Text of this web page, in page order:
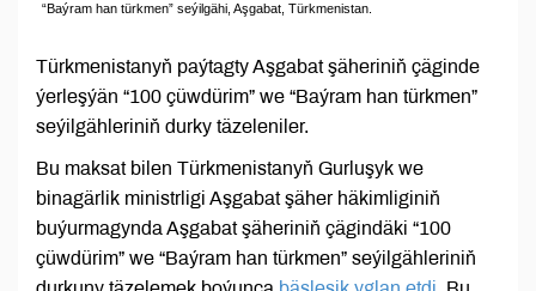
“Baýram han türkmen” seýilgähi, Aşgabat, Türkmenistan.
Türkmenistanyň paýtagty Aşgabat şäheriniň çäginde
ýerleşýän “100 çüwdürim” we “Baýram han türkmen”
seýilgähleriniň durky täzeleniler.
Bu maksat bilen Türkmenistanyň Gurluşyk we
binagärlik ministrligi Aşgabat şäher häkimliginiň
buýurmagynda Aşgabat şäheriniň çägindäki “100
çüwdürim” we “Baýram han türkmen” seýilgähleriniň